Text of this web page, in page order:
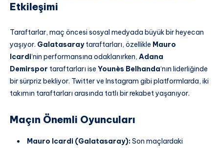
Etkileşimi
Taraftarlar, maç öncesi sosyal medyada büyük bir heyecan
yaşıyor. Galatasaraytaraftarları, özellikle Mauro
Icardi‘nin performansına odaklanırken, Adana
Demirspor taraftarları ise Younès Belhanda‘nın liderliğinde
bir sürpriz bekliyor. Twitter ve Instagram gibi platformlarda, iki
takımın taraftarları arasında tatlı bir rekabet yaşanıyor.
Maçın Önemli Oyuncuları
Mauro Icardi (Galatasaray):Son maçlardaki